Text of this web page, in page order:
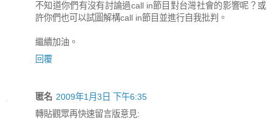
不知道你們有沒有討論過call in節目對台灣社會的影響呢？或
許你們也可以試圖解構call in節目並進行自我批判。
繼續加油。
回覆
匿名 2009年1月3日 下午6:35
轉貼觀眾再快速留言版意見: